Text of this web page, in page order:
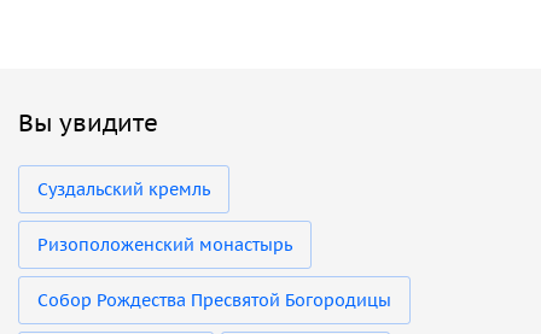
Вы увидите
Суздальский кремль
Ризоположенский монастырь
Собор Рождества Пресвятой Богородицы